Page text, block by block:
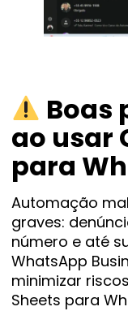
Boas
ao usar
para
Automação
graves:
número e até
WhatsApp
minimizar
Sheets para